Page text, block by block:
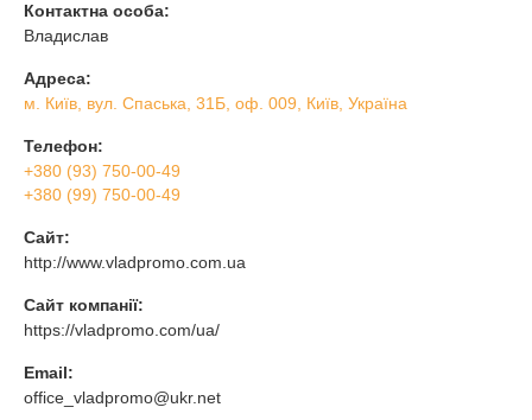
Контактна особа:
Владислав
Адреса:
м. Київ, вул. Спаська, 31Б, оф. 009, Київ, Україна
Телефон:
+380 (93) 750-00-49
+380 (99) 750-00-49
Сайт:
http://www.vladpromo.com.ua
Сайт компанії:
https://vladpromo.com/ua/
Email:
office_vladpromo@ukr.net